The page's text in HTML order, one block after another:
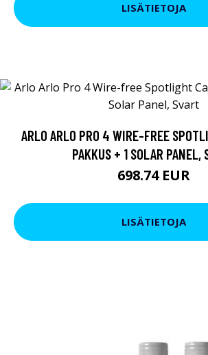
LISÄTIETOJA
ARLO ARLO PRO 4 WIRE-FREE
PAKKUS + 1 SOLAR PANEL,
698.74 EUR
LISÄTIETOJA